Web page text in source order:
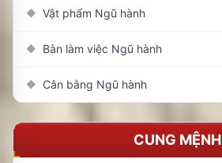
◆ Vật phẩm Ngũ hành
◆ Bàn làm việc Ngũ hành
◆ Cân bằng Ngũ hành
CUNG MỆNH